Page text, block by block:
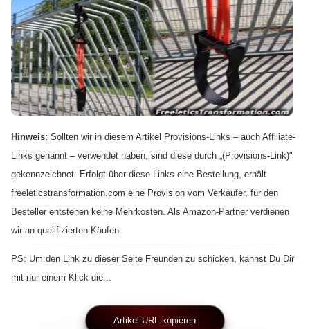
Hinweis: Sollten wir in diesem Artikel Provisions-Links – auch Affiliate-
Links genannt – verwendet haben, sind diese durch „(Provisions-Link)"
gekennzeichnet. Erfolgt über diese Links eine Bestellung, erhält
freeleticstransformation.com eine Provision vom Verkäufer, für den
Besteller entstehen keine Mehrkosten. Als Amazon-Partner verdienen
wir an qualifizierten Käufen
PS: Um den Link zu dieser Seite Freunden zu schicken, kannst Du Dir
mit nur einem Klick die...
Artikel-URL kopieren